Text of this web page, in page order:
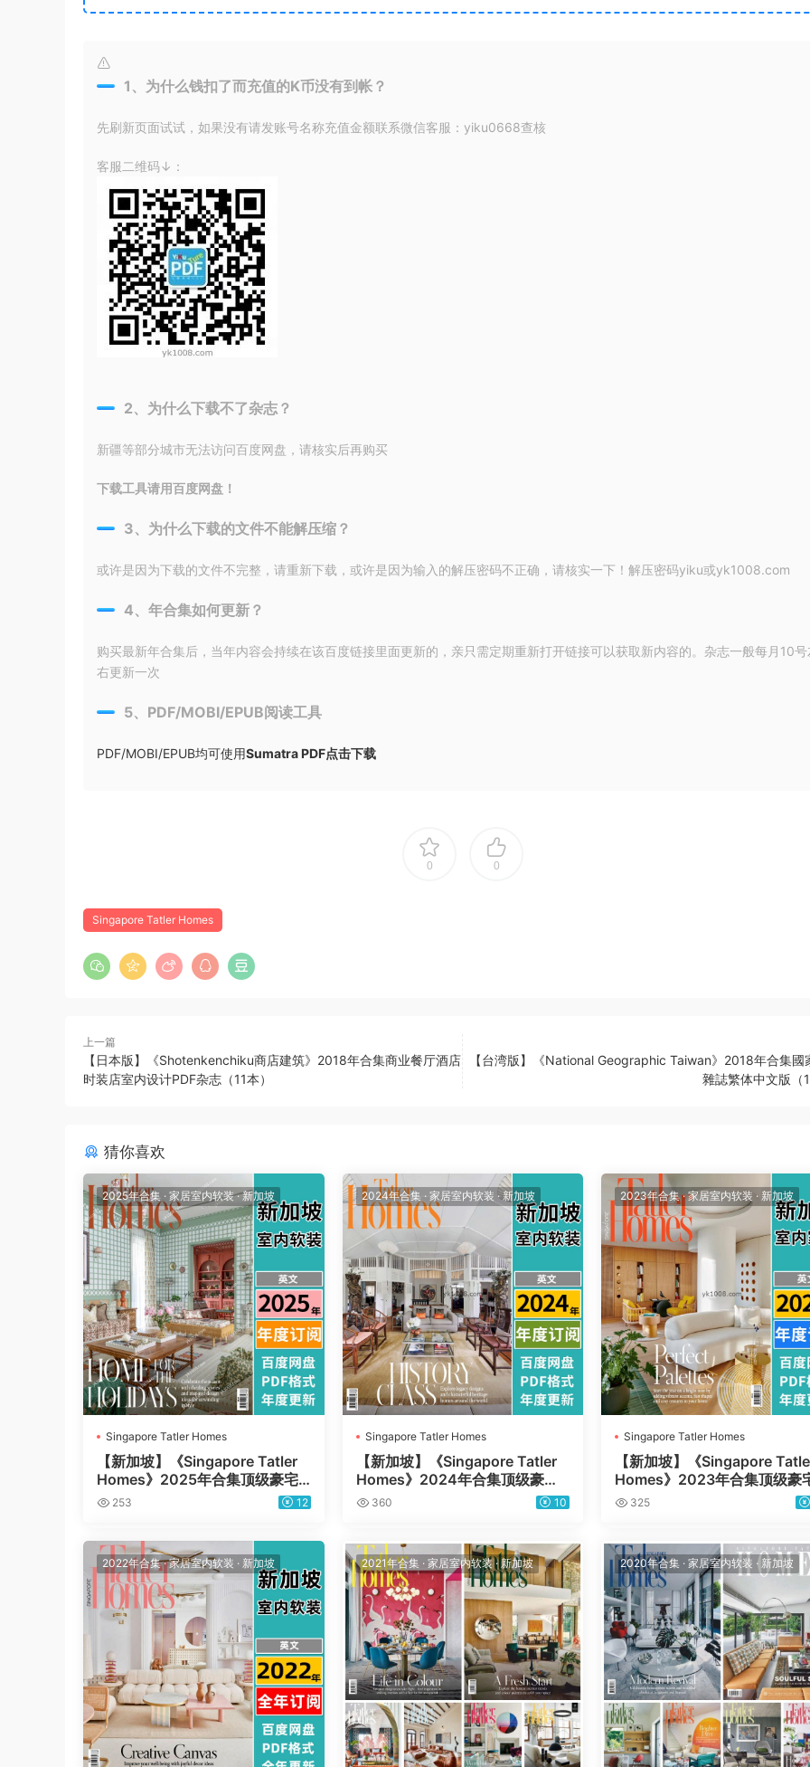
1、为什么钱扣了而充值的K币没有到帐？
先刷新页面试试，如果没有请发账号名称充值金额联系微信客服：yiku0668查核
客服二维码↓：
2、为什么下载不了杂志？
新疆等部分城市无法访问百度网盘，请核实后再购买
下载工具请用百度网盘！
3、为什么下载的文件不能解压缩？
或许是因为下载的文件不完整，请重新下载，或许是因为输入的解压密码不正确，请核实一下！解压密码yiku或yk1008.com
4、年合集如何更新？
购买最新年合集后，当年内容会持续在该百度链接里面更新的，亲只需定期重新打开链接可以获取新内容的。杂志一般每月10号
右更新一次
5、PDF/MOBI/EPUB阅读工具
PDF/MOBI/EPUB均可使用Sumatra PDF点击下载
0 0
Singapore Tatler Homes
上一篇
【日本版】《Shotenkenchiku商店建筑》2018年合集商业餐厅酒店
时装店室内设计PDF杂志（11本）
【台湾版】《National Geographic Taiwan》2018年合集國
雜誌繁体中文版（
猜你喜欢
2025年合集 · 家居室内软装·新加坡
Singapore Tatler Homes
【新加坡】《Singapore Tatler
Homes》2025年合集顶级豪宅
别墅住宅室内软装设计杂志PDF
253 12
2024年合集 · 家居室内软装 ·新加坡
Singapore Tatler Homes
【新加坡】《Singapore Tatler
Homes》2024年合集顶级豪宅
别墅住宅室内软装设计杂志PDF
360 10
2023年合集·家居室内软装 · 新加坡
Singapore Tatler Homes
【新加坡】《Singapore
Homes》2023年合集顶级豪
别墅住宅室内软装设计杂志
325
2022年合集·家居室内软装 · 新加坡 2021年合集· 家居室内软装·新加坡 2020年合集 ·家居室内软装 · 新加坡